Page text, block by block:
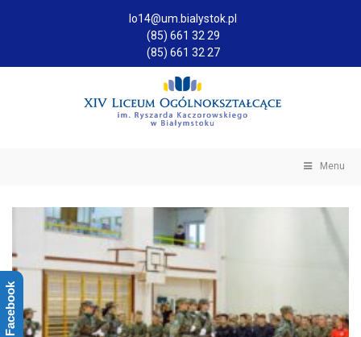
lo14@um.bialystok.pl
(85) 661 32 29
(85) 661 32 27
Menu
Facebook